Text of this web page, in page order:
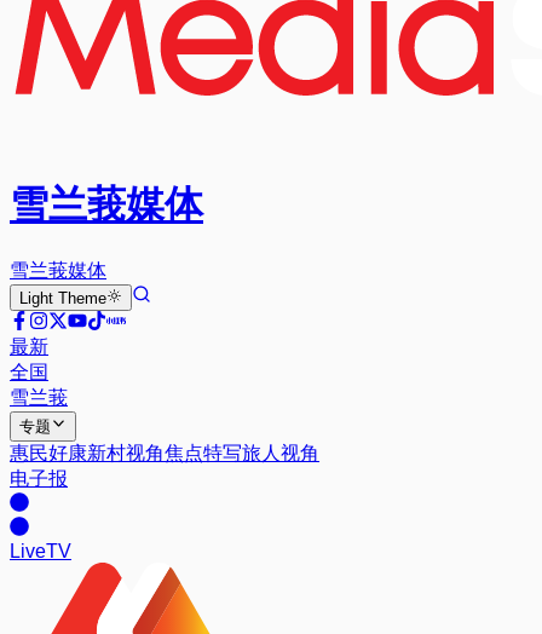
雪兰莪媒体
雪兰莪媒体
Light Theme
最新
全国
雪兰莪
专题
惠民好康新村视角焦点特写旅人视角
电子报
LiveTV